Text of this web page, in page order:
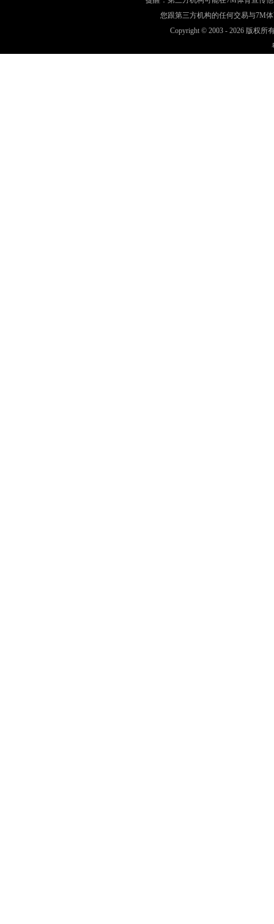
您跟第三方机构的任何交易与7M
Copyright © 2003 - 2026 版权所